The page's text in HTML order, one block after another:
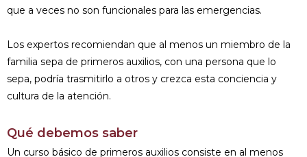
que a veces no son funcionales para las emergencias.
Los expertos recomiendan que al menos un miembro de la
familia sepa de primeros auxilios, con una persona que lo
sepa, podría trasmitirlo a otros y crezca esta conciencia y
cultura de la atención.
Qué debemos saber
Un curso básico de primeros auxilios consiste en al menos